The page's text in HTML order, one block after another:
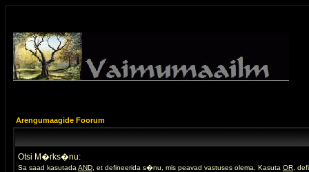
Arengumaagide Foorum
Otsi M�rks�nu:
Sa saad kasutada AND , et defineerida s�nu, mis peavad vastuses olema. Kasuta OR ,